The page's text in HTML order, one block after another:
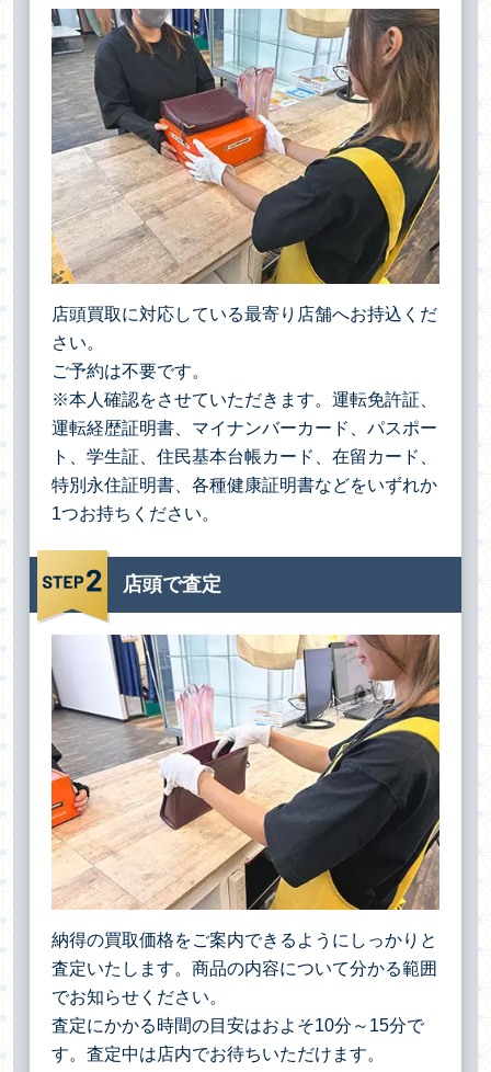
店頭買取に対応している最寄り店舗へお持込くだ
さい。
ご予約は不要です。
※本人確認をさせていただきます。運転免許証、
運転経歴証明書、マイナンバーカード、パスポー
ト、学生証、住民基本台帳カード、在留カード、
特別永住証明書、各種健康証明書などをいずれか
1つお持ちください。
店頭で査定
納得の買取価格をご案内できるようにしっかりと
査定いたします。商品の内容について分かる範囲
でお知らせください。
査定にかかる時間の目安はおよそ10分～15分で
す。査定中は店内でお待ちいただけます。